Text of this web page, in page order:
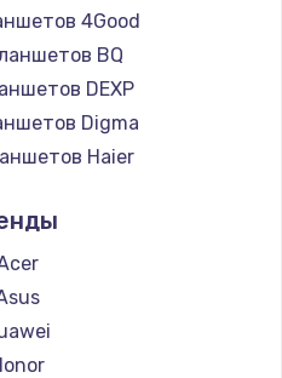
4Good
BQ
DEXP
Digma
Haier
Prestigio
Microsoft
Amazon
Aquarius
Philips